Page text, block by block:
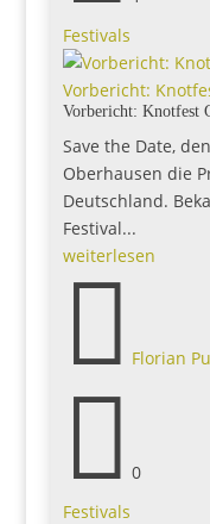
Festivals
Vorbericht:
Vorbericht: Knotfest
Save the Date,
Oberhausen die
Deutschland.
Festival...
weiterlesen
 Florian
 0
Festivals